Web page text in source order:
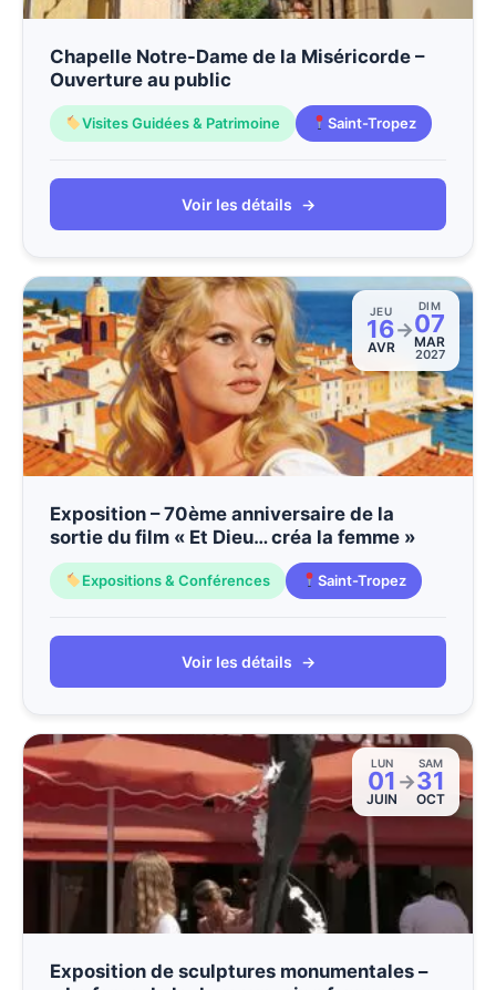
Chapelle Notre-Dame de la Miséricorde –
Ouverture au public
Visites Guidées & Patrimoine Saint-Tropez
Voir les détails →
JEU
16
AVR
→
DIM
07
MAR
2027
Exposition – 70ème anniversaire de la
sortie du film « Et Dieu… créa la femme »
Expositions & Conférences Saint-Tropez
Voir les détails →
LUN
01
JUIN
→
SAM
31
OCT
Exposition de sculptures monumentales –